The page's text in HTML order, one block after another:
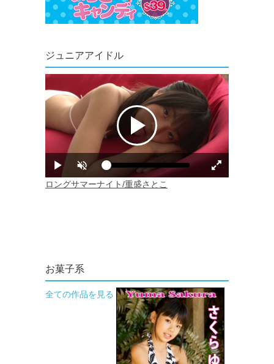
ジュニアアイドル
お菓子系
全ての作品を見る